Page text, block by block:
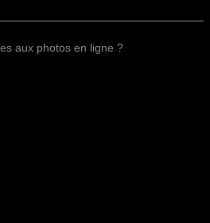
aux photos en ligne ?